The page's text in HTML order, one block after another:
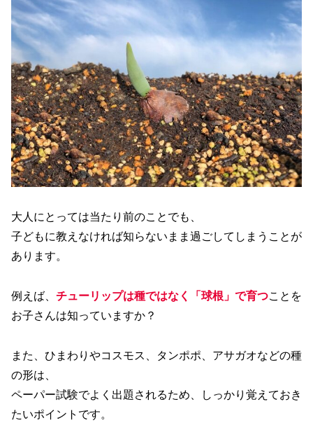
大人にとっては当たり前のことでも、
子どもに教えなければ知らないまま過ごしてしまうことが
あります。
例えば、 チューリップは種ではなく「球根」で育つことを
お子さんは知っていますか？
また、ひまわりやコスモス、タンポポ、アサガオなどの種
の形は、
ペーパー試験でよく出題されるため、しっかり覚えておき
たいポイントです。